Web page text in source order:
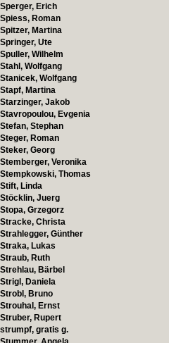
Sperger, Erich
Spiess, Roman
Spitzer, Martina
Springer, Ute
Spuller, Wilhelm
Stahl, Wolfgang
Stanicek, Wolfgang
Stapf, Martina
Starzinger, Jakob
Stavropoulou, Evgenia
Stefan, Stephan
Steger, Roman
Steker, Georg
Stemberger, Veronika
Stempkowski, Thomas
Stift, Linda
Stöcklin, Juerg
Stopa, Grzegorz
Stracke, Christa
Strahlegger, Günther
Straka, Lukas
Straub, Ruth
Strehlau, Bärbel
Strigl, Daniela
Strobl, Bruno
Strouhal, Ernst
Struber, Rupert
strumpf, gratis g.